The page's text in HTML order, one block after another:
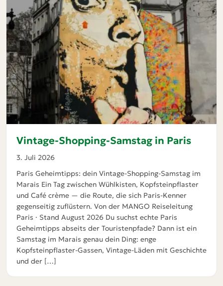
Vintage-Shopping-Samstag in Paris
3. Juli 2026
Paris Geheimtipps: dein Vintage-Shopping-Samstag im
Marais Ein Tag zwischen Wühlkisten, Kopfsteinpflaster
und Café crème — die Route, die sich Paris-Kenner
gegenseitig zuflüstern. Von der MANGO Reiseleitung
Paris · Stand August 2026 Du suchst echte Paris
Geheimtipps abseits der Touristenpfade? Dann ist ein
Samstag im Marais genau dein Ding: enge
Kopfsteinpflaster-Gassen, Vintage-Läden mit Geschichte
und der […]